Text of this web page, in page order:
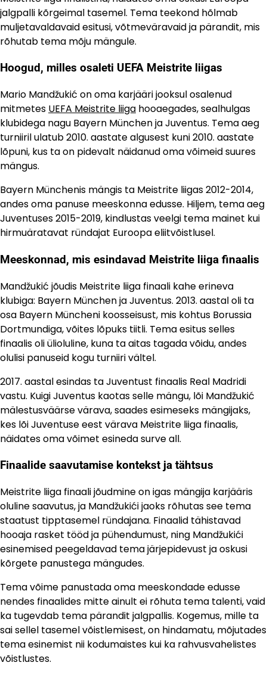
jalgpalli kõrgeimal tasemel. Tema teekond hõlmab
muljetavaldavaid esitusi, võtmeväravaid ja pärandit, mis
rõhutab tema mõju mängule.
Hoogud, milles osaleti UEFA Meistrite liigas
Mario Mandžukić on oma karjääri jooksul osalenud
mitmetes UEFA Meistrite liiga hooaegades, sealhulgas
klubidega nagu Bayern München ja Juventus. Tema aeg
turniiril ulatub 2010. aastate algusest kuni 2010. aastate
lõpuni, kus ta on pidevalt näidanud oma võimeid suures
mängus.
Bayern Münchenis mängis ta Meistrite liigas 2012-2014,
andes oma panuse meeskonna edusse. Hiljem, tema aeg
Juventuses 2015-2019, kindlustas veelgi tema mainet kui
hirmuäratavat ründajat Euroopa eliitvõistlusel.
Meeskonnad, mis esindavad Meistrite liiga finaalis
Mandžukić jõudis Meistrite liiga finaali kahe erineva
klubiga: Bayern München ja Juventus. 2013. aastal oli ta
osa Bayern Müncheni koosseisust, mis kohtus Borussia
Dortmundiga, võites lõpuks tiitli. Tema esitus selles
finaalis oli ülioluline, kuna ta aitas tagada võidu, andes
olulisi panuseid kogu turniiri vältel.
2017. aastal esindas ta Juventust finaalis Real Madridi
vastu. Kuigi Juventus kaotas selle mängu, lõi Mandžukić
mälestusväärse värava, saades esimeseks mängijaks,
kes lõi Juventuse eest värava Meistrite liiga finaalis,
näidates oma võimet esineda surve all.
Finaalide saavutamise kontekst ja tähtsus
Meistrite liiga finaali jõudmine on igas mängija karjääris
oluline saavutus, ja Mandžukići jaoks rõhutas see tema
staatust tipptasemel ründajana. Finaalid tähistavad
hooaja rasket tööd ja pühendumust, ning Mandžukići
esinemised peegeldavad tema järjepidevust ja oskusi
kõrgete panustega mängudes.
Tema võime panustada oma meeskondade edusse
nendes finaalides mitte ainult ei rõhuta tema talenti, vaid
ka tugevdab tema pärandit jalgpallis. Kogemus, mille ta
sai sellel tasemel võistlemisest, on hindamatu, mõjutades
tema esinemist nii kodumaistes kui ka rahvusvahelistes
võistlustes.